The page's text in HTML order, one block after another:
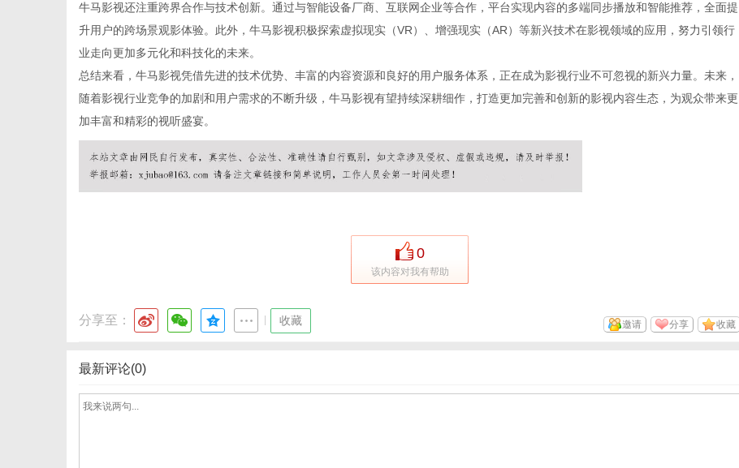
牛马影视还注重跨界合作与技术创新。通过与智能设备厂商、互联网企业等合作，平台实现内容的多端同步播放和智能推荐，全面提
升用户的跨场景观影体验。此外，牛马影视积极探索虚拟现实（VR）、增强现实（AR）等新兴技术在影视领域的应用，努力引领行
业走向更加多元化和科技化的未来。
总结来看，牛马影视凭借先进的技术优势、丰富的内容资源和良好的用户服务体系，正在成为影视行业不可忽视的新兴力量。未来，
随着影视行业竞争的加剧和用户需求的不断升级，牛马影视有望持续深耕细作，打造更加完善和创新的影视内容生态，为观众带来更
加丰富和精彩的视听盛宴。
0
该内容对我有帮助
分享至： 收藏 收藏
分享
邀请
最新评论(0)